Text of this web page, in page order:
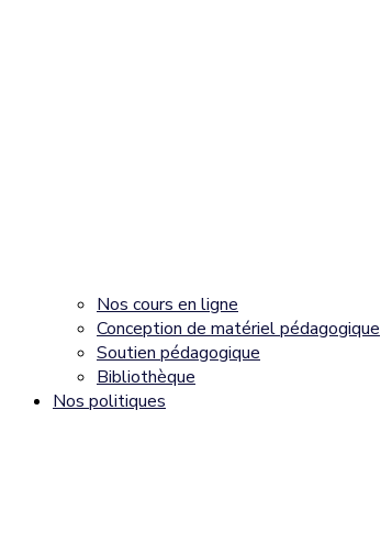
Nos cours en ligne
Conception de matériel pédagogique
Soutien pédagogique
Bibliothèque
Nos politiques